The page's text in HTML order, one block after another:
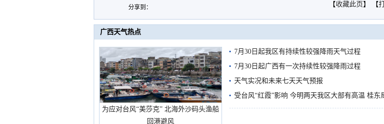
分享到： 【收藏此页 】 【
广西天气热点
为应对台风“美莎克” 北海外沙码头渔船
回港避风
7月30日起我区有持续性较强降雨天气过程
7月30日起广西有一次持续性较强降雨过程
天气实况和未来七天天气预报
受台风“红霞”影响 今明两天我区大部有高温 桂东
有较强降雨